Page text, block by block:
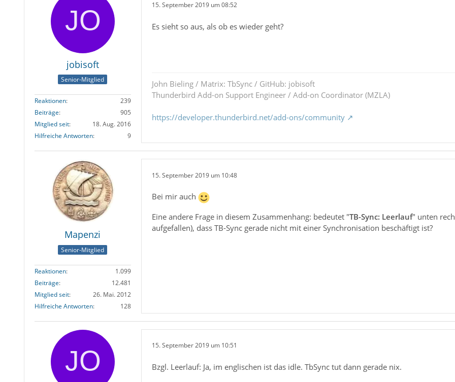
jobisoft
Senior-Mitglied
Reaktionen
239
Beiträge
905
Mitglied seit
18. Aug. 2016
Hilfreiche Antworten
9
15. September 2019 um 08:52
Es sieht so aus, als ob es wieder geht?
John Bieling / Matrix: TbSync / GitHub: jobisoft
Thunderbird Add-on Support Engineer / Add-on Coordinator (MZLA)
https://developer.thunderbird.net/add-ons/community
Mapenzi
Senior-Mitglied
Reaktionen
1.099
Beiträge
12.481
Mitglied seit
26. Mai. 2012
Hilfreiche Antworten
128
15. September 2019 um 10:48
Bei mir auch
Eine andere Frage in diesem Zusammenhang: bedeutet "TB-Sync: Leerlauf" unten
aufgefallen), dass TB-Sync gerade nicht mit einer Synchronisation beschäftigt ist?
15. September 2019 um 10:51
Bzgl. Leerlauf: Ja, im englischen ist das idle. TbSync tut dann gerade nix.